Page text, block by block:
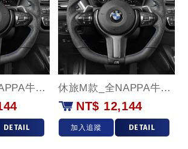
五系M款_全NAPPA牛皮款
DETAIL
休旅M款_全NAPPA牛皮款
NT$ 12,144
加入追蹤 DETAIL